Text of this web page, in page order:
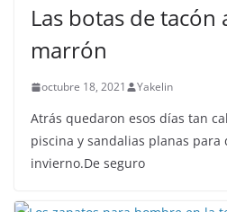
Las botas de
marrón
octubre 18, 2021 Yakelin
Atrás quedaron esos días tan
piscina y sandalias planas para
invierno.De seguro